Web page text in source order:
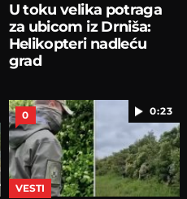
U toku velika potraga
za ubicom iz Drniša:
Helikopteri nadleću
grad
0:23
0
VESTI